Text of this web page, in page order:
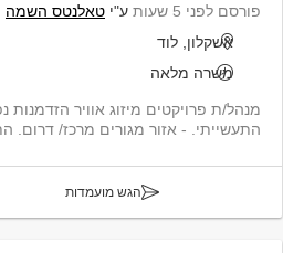
פורסם לפני 5 שעות ע"י טאלנטס השמה
אשקלון, לוד
משרה מלאה
מנהל/ת פרויקטים מיזוג אוויר
התעשייתי. - אזור מגורים מרכז/ דרום. התפקיד כולל: • ניהול פרויקטים של הקמת...
הגש מועמדות